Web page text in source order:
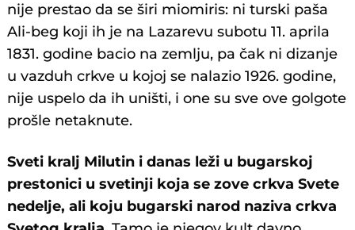
nije prestao da se širi miomiris: ni turski paša
Ali-beg koji ih je na Lazarevu subotu 11. aprila
1831. godine bacio na zemlju, pa čak ni dizanje
u vazduh crkve u kojoj se nalazio 1926. godine,
nije uspelo da ih uništi, i one su sve ove golgote
prošle netaknute.
Sveti kralj Milutin i danas leži u bugarskoj
prestonici u svetinji koja se zove crkva Svete
nedelje, ali koju bugarski narod naziva crkva